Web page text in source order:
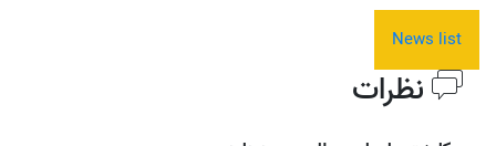
News list
نظرات